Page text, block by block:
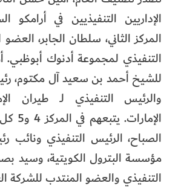
الإداريين التنفيذيين في أرامكو
المركز الثاني، سلطان الجابر،
للشيخ أحمد بن سعيد آل مكتوم،
والرئيس التنفيذي لـ طيران
الصباح، الرئيس التنفيذي
مؤسسة البترول الكويتية، وسيد
التنفيذي والعضو المنتدب للشركة